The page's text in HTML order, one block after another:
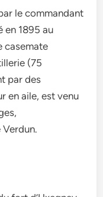
le commandant
en 1895 au
casemate
(75
par des
en aile, est venu